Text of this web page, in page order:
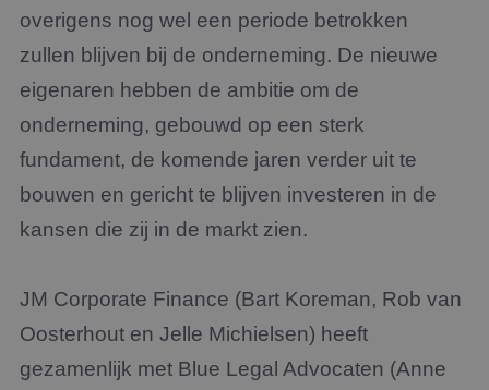
overigens nog wel een periode betrokken
zullen blijven bij de onderneming. De nieuwe
eigenaren hebben de ambitie om de
onderneming, gebouwd op een sterk
fundament, de komende jaren verder uit te
bouwen en gericht te blijven investeren in de
kansen die zij in de markt zien.
JM Corporate Finance (Bart Koreman, Rob van
Oosterhout en Jelle Michielsen) heeft
gezamenlijk met Blue Legal Advocaten (Anne